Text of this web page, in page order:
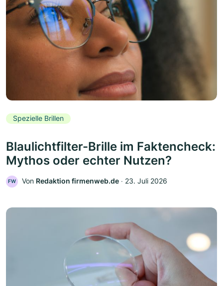
Spezielle Brillen
Blaulichtfilter-Brille im Faktencheck:
Mythos oder echter Nutzen?
FW Von Redaktion firmenweb.de ‧ 23. Juli 2026